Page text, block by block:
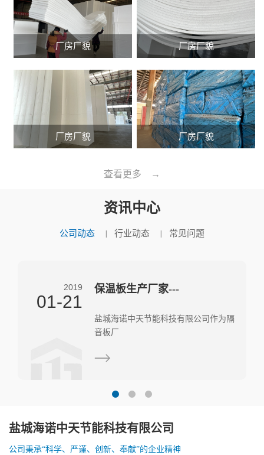
厂房厂貌 厂房厂貌
厂房厂貌 厂房厂貌
查看更多 →
资讯中心
公司动态 行业动态 常见问题
2019
01-21
隔音板厂家---隔音
隔声板厂家---隔音板在工业当中的应
用
盐城海诺中天节能科技有限公司
公司秉承“科学、严谨、创新、奉献”的企业精神